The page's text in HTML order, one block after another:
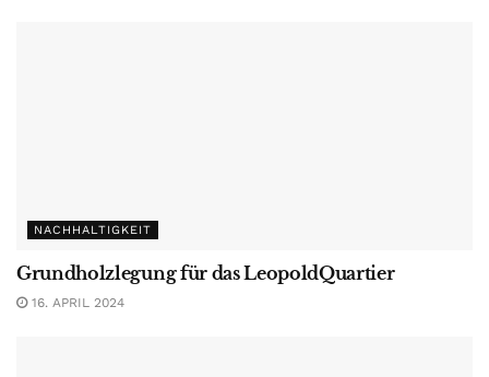
NACHHALTIGKEIT
Grundholzlegung für das LeopoldQuartier
16. APRIL 2024